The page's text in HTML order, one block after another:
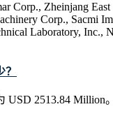
Corp., Zheinjang East
Corp., Sacmi
Laboratory, Inc.,
USD 2513.84 Million